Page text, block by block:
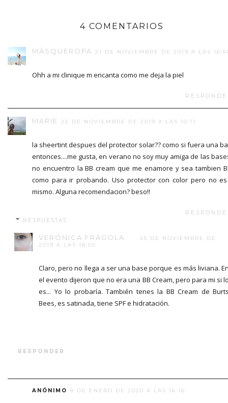
4 COMENTARIOS
MÁSQUEROPA 21 DE NOVIEMBRE DE 2019 A LAS
Ohh a mi clinique m encanta como me deja la piel
MARIE 22 DE NOVIEMBRE DE 2019 A LAS 10:11
la sheertint despues del protector solar?? como si fuera una
entonces....me gusta, en verano no soy muy amiga de las
no encuentro la BB cream que me enamore y sea tambien
como para ir probando. Uso protector con color pero no
mismo. Alguna recomendacion? beso!!
RESPUESTAS
VERÓNICA FRÁGOLA
25 DE NOVIEMBRE DE
2019 A LAS 18:50
Claro, pero no llega a ser una base porque es más liviana.
el evento dijeron que no era una BB Cream, pero para mi si
es... Yo lo probaría. También tenes la BB Cream de
Bees, es satinada, tiene SPF e hidratación.
RESPONDER
ANÓNIMO 8 DE ENERO DE 2020 A LAS 16:16